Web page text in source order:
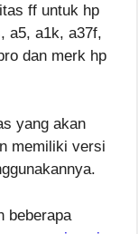
ff untuk hp
a5, a1k, a37f,
dan merk hp
yang akan
memiliki versi
beberapa